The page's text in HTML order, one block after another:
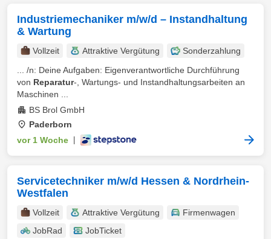
Industriemechaniker m/w/d – Instandhaltung
& Wartung
Vollzeit Attraktive Vergütung
Sonderzahlung
... /n: Deine Aufgaben: Eigenverantwortliche Durchführung
von Reparatur-, Wartungs- und Instandhaltungsarbeiten an
Maschinen ...
BS Brol GmbH
Paderborn
vor 1 Woche
Servicetechniker m/w/d Hessen & Nordrhein-
Westfalen
Vollzeit Attraktive Vergütung
Firmenwagen
JobRad
JobTicket